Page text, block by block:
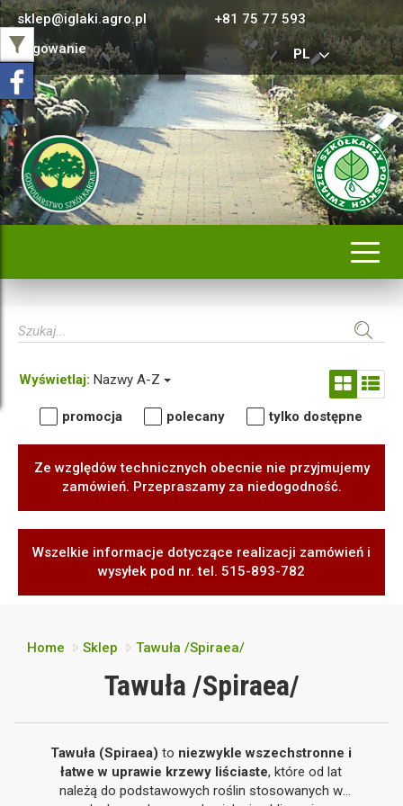
sklep@iglaki.agro.pl
+81 75 77 593
Logowanie
PL
Wyświetlaj: Nazwy A-Z
promocja polecany tylko dostępne
Ze względów technicznych obecnie nie przyjmujemy
zamówień. Przepraszamy za niedogodność.
Wszelkie informacje dotyczące realizacji zamówień i
wysyłek pod nr. tel. 515-893-782
Home Sklep Tawuła /Spiraea/
Tawuła /Spiraea/
Tawuła (Spiraea) to niezwykle wszechstronne i
łatwe w uprawie krzewy liściaste, które od lat
należą do podstawowych roślin stosowanych w